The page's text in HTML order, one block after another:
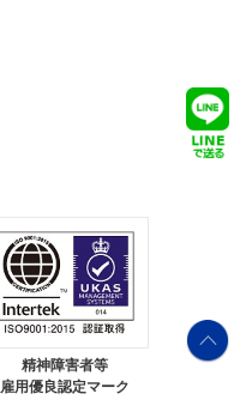
精神障害者等
雇用優良認定マーク